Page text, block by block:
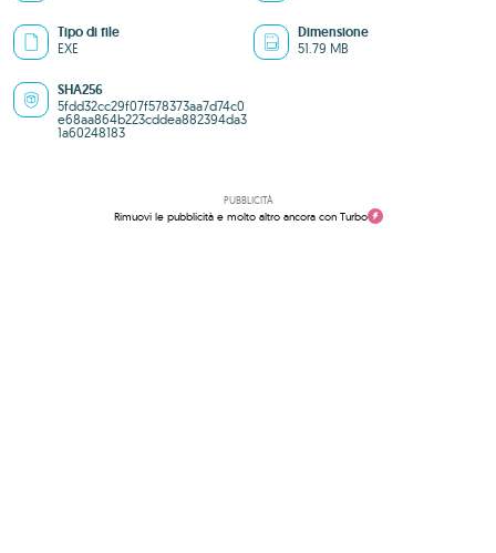
Tipo di file
EXE
Dimensione
51.79 MB
SHA256
5fdd32cc29f07f578373aa7d74c0
e68aa864b223cddea882394da3
1a60248183
PUBBLICITÀ
Rimuovi le pubblicità e molto altro ancora con Turbo